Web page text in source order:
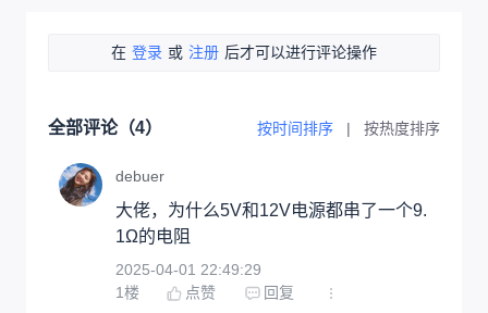
在 登录 或 注册 后才可以进行评论操作
全部评论（4） 按时间排序 | 按热度排序
debuer
大佬，为什么5V和12V电源都串了一个9.
1Ω的电阻
2025-04-01 22:49:29
1楼 点赞 回复